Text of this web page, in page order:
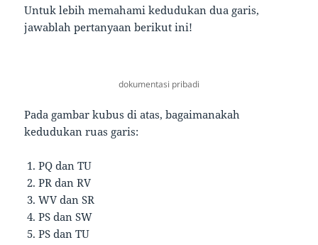
Untuk lebih memahami kedudukan dua garis,
jawablah pertanyaan berikut ini!
dokumentasi pribadi
Pada gambar kubus di atas, bagaimanakah
kedudukan ruas garis:
PQ dan TU
PR dan RV
WV dan SR
PS dan SW
PS dan TU